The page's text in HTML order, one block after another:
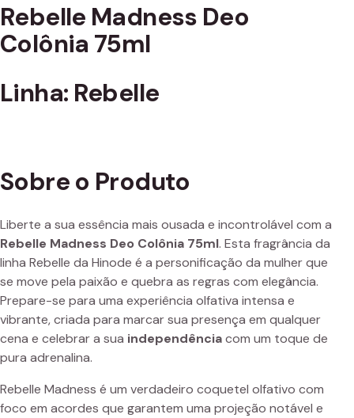
Rebelle Madness Deo
Colônia 75ml
Linha: Rebelle
Sobre o Produto
Liberte a sua essência mais ousada e incontrolável com a
Rebelle Madness Deo Colônia 75ml. Esta fragrância da
linha Rebelle da Hinode é a personificação da mulher que
se move pela paixão e quebra as regras com elegância.
Prepare-se para uma experiência olfativa intensa e
vibrante, criada para marcar sua presença em qualquer
cena e celebrar a sua independênciacom um toque de
pura adrenalina.
Rebelle Madness é um verdadeiro coquetel olfativo com
foco em acordes que garantem uma projeção notável e